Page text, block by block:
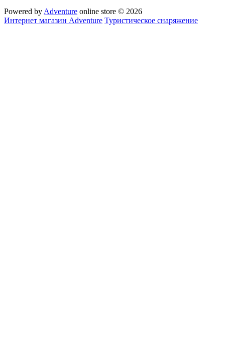
Powered by Adventure online store © 2026
Интернет магазин Adventure Туристическое снаряжение